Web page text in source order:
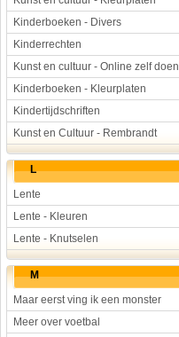
Kinderboeken - Divers
Kinderrechten
Kunst en cultuur - Online zelf doen
Kinderboeken - Kleurplaten
Kindertijdschriften
Kunst en Cultuur - Rembrandt
L
Lente
Lente - Kleuren
Lente - Knutselen
M
Maar eerst ving ik een monster
Meer over voetbal